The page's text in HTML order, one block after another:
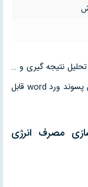
نتیجه گیری و …
می باشد و در 30 صفحه تنظیم شده است و دارای پسوند ورد word قابل
مصرف انرژی